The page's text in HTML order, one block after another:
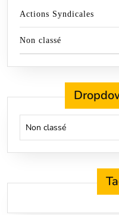
Actions Syndicales
Non classé